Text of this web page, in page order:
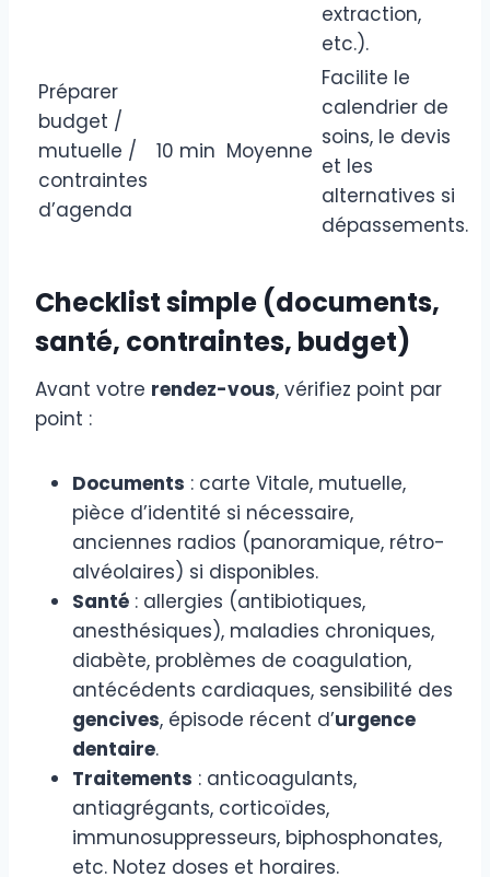
extraction,
etc.).
Préparer
budget /
mutuelle /
contraintes
d’agenda
10 min Moyenne
Facilite le
calendrier de
soins, le devis
et les
alternatives si
dépassements.
Checklist simple (documents,
santé, contraintes, budget)
Avant votre rendez-vous, vérifiez point par
point :
Documents : carte Vitale, mutuelle,
pièce d’identité si nécessaire,
anciennes radios (panoramique, rétro-
alvéolaires) si disponibles.
Santé : allergies (antibiotiques,
anesthésiques), maladies chroniques,
diabète, problèmes de coagulation,
antécédents cardiaques, sensibilité des
gencives, épisode récent d’urgence
dentaire.
Traitements : anticoagulants,
antiagrégants, corticoïdes,
immunosuppresseurs, biphosphonates,
etc. Notez doses et horaires.